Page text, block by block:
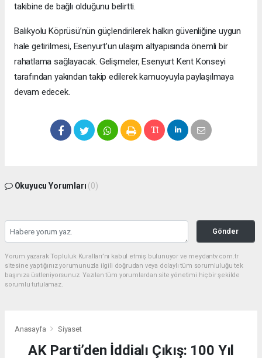
takibine de bağlı olduğunu belirtti.
Balıkyolu Köprüsü’nün güçlendirilerek halkın güvenliğine uygun
hale getirilmesi, Esenyurt’un ulaşım altyapısında önemli bir
rahatlama sağlayacak. Gelişmeler, Esenyurt Kent Konseyi
tarafından yakından takip edilerek kamuoyuyla paylaşılmaya
devam edecek.
Okuyucu Yorumları (0)
Gönder
Yorum yazarak Topluluk Kuralları’nı kabul etmiş bulunuyor ve meydantv.com.tr
sitesine yaptığınız yorumunuzla ilgili doğrudan veya dolaylı tüm sorumluluğu tek
başınıza üstleniyorsunuz. Yazılan tüm yorumlardan site yönetimi hiçbir şekilde
sorumlu tutulamaz.
Anasayfa Siyaset
AK Parti’den İddialı Çıkış: 100 Yıl